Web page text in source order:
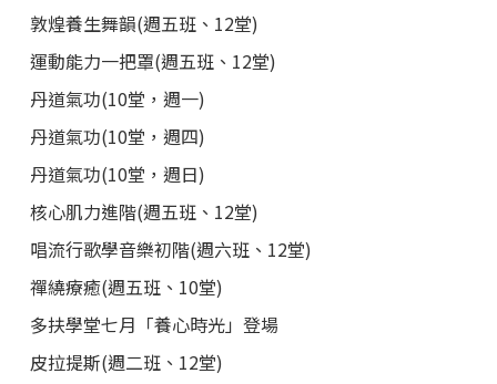
敦煌養生舞韻(週五班、12堂)
運動能力一把罩(週五班、12堂)
丹道氣功(10堂，週一)
丹道氣功(10堂，週四)
丹道氣功(10堂，週日)
核心肌力進階(週五班、12堂)
唱流行歌學音樂初階(週六班、12堂)
禪繞療癒(週五班、10堂)
多扶學堂七月「養心時光」登場
皮拉提斯(週二班、12堂)